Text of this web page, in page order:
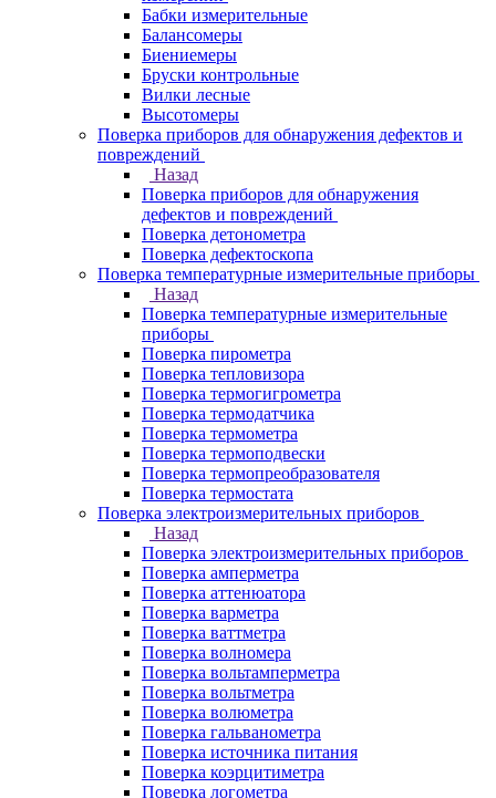
Бабки измерительные
Балансомеры
Биениемеры
Бруски контрольные
Вилки лесные
Высотомеры
Поверка приборов для обнаружения дефектов и
повреждений
Назад
Поверка приборов для обнаружения
дефектов и повреждений
Поверка детонометра
Поверка дефектоскопа
Поверка температурные измерительные приборы
Назад
Поверка температурные измерительные
приборы
Поверка пирометра
Поверка тепловизора
Поверка термогигрометра
Поверка термодатчика
Поверка термометра
Поверка термоподвески
Поверка термопреобразователя
Поверка термостата
Поверка электроизмерительных приборов
Назад
Поверка электроизмерительных приборов
Поверка амперметра
Поверка аттенюатора
Поверка варметра
Поверка ваттметра
Поверка волномера
Поверка вольтамперметра
Поверка вольтметра
Поверка волюметра
Поверка гальванометра
Поверка источника питания
Поверка коэрцитиметра
Поверка логометра